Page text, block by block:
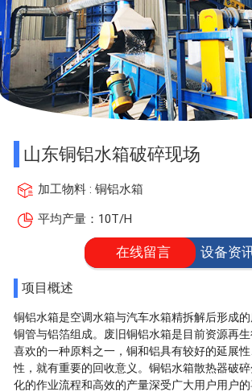
山东铜铝水箱破碎现场
加工物料 : 铜铝水箱
平均产量：10T/H
设备资
在线留言
项目概述
铜铝水箱是空调水箱与汽车水箱精拆解后形成
铜管与铝箔组成。废旧铜铝水箱是目前资源再
喜欢的一种原料之一，铜和铝具有较好的延展
性，就有重要的回收意义。铜铝水箱散热器破
化的作业流程和高效的产量深受广大用户用户的